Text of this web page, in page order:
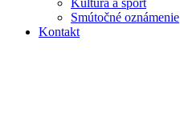
Smútočné oznámenie
Kontakt